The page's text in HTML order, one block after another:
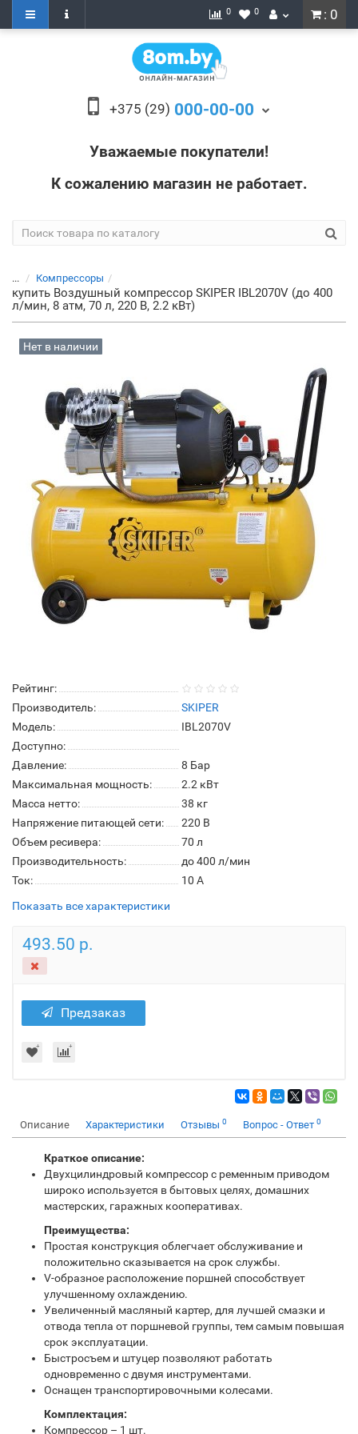
: 0
0 0
+375 (29) 000-00-00
Уважаемые покупатели!
К сожалению магазин не работает.
... Компрессоры
купить Воздушный компрессор SKIPER IBL2070V (до 400
л/мин, 8 атм, 70 л, 220 В, 2.2 кВт)
Нет в наличии
Рейтинг:
Производитель:
SKIPER
Модель:
IBL2070V
Доступно:
Давление:
8 Бар
Максимальная мощность:
2.2 кВт
Масса нетто:
38 кг
Напряжение питающей сети:
220 В
Объем ресивера:
70 л
Производительность:
до 400 л/мин
Ток:
10 А
Показать все характеристики
493.50 р.
Предзаказ
Описание Характеристики Отзывы 0 Вопрос - Ответ 0
Краткое описание:
Двухцилиндровый компрессор с ременным приводом
широко используется в бытовых целях, домашних
мастерских, гаражных кооперативах.
Преимущества:
Простая конструкция облегчает обслуживание и
положительно сказывается на срок службы.
V-образное расположение поршней способствует
улучшенному охлаждению.
Увеличенный масляный картер, для лучшей смазки и
отвода тепла от поршневой группы, тем самым повышая
срок эксплуатации.
Быстросъем и штуцер позволяют работать
одновременно с двумя инструментами.
Оснащен транспортировочными колесами.
Комплектация:
Компрессор – 1 шт.